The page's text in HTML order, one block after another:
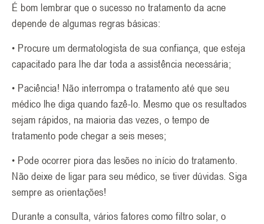
É bom lembrar que o sucesso no tratamento da acne
depende de algumas regras básicas:
• Procure um dermatologista de sua confiança, que esteja
capacitado para lhe dar toda a assistência necessária;
• Paciência! Não interrompa o tratamento até que seu
médico lhe diga quando fazê-lo. Mesmo que os resultados
sejam rápidos, na maioria das vezes, o tempo de
tratamento pode chegar a seis meses;
• Pode ocorrer piora das lesões no início do tratamento.
Não deixe de ligar para seu médico, se tiver dúvidas. Siga
sempre as orientações!
Durante a consulta, vários fatores como filtro solar, o